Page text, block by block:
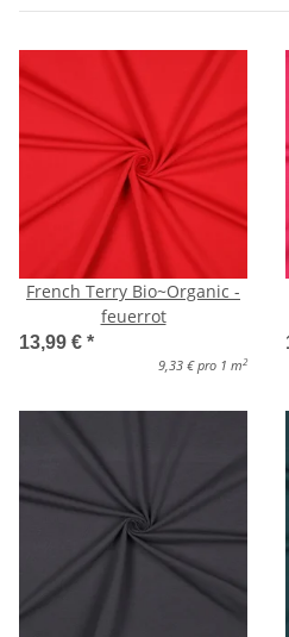
French Terry Bio~Organic -
feuerrot
13,99 € *
9,33 € pro 1 m 2